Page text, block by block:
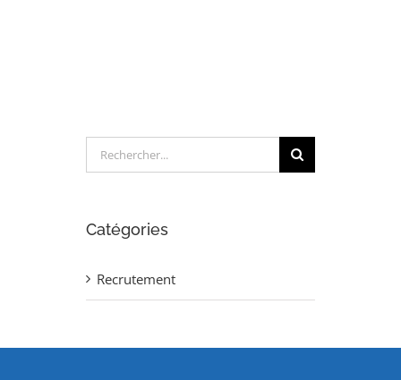
Rechercher:
Catégories
Recrutement